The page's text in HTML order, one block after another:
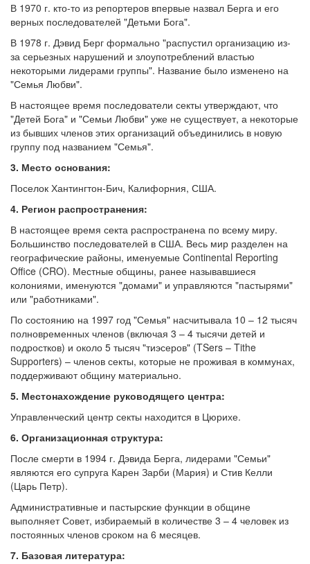
В 1970 г. кто-то из репортеров впервые назвал Берга и его
верных последователей "Детьми Бога".
В 1978 г. Дэвид Берг формально "распустил организацию из-
за серьезных нарушений и злоупотреблений властью
некоторыми лидерами группы". Название было изменено на
"Семья Любви".
В настоящее время последователи секты утверждают, что
"Детей Бога" и "Семьи Любви" уже не существует, а некоторые
из бывших членов этих организаций объединились в новую
группу под названием "Семья".
3. Место основания:
Поселок Хантингтон-Бич, Калифорния, США.
4. Регион распространения:
В настоящее время секта распространена по всему миру.
Большинство последователей в США. Весь мир разделен на
географические районы, именуемые Continental Reporting
Office (CRO). Местные общины, ранее называвшиеся
колониями, именуются "домами" и управляются "пастырями"
или "работниками".
По состоянию на 1997 год "Семья" насчитывала 10 – 12 тысяч
полновременных членов (включая 3 – 4 тысячи детей и
подростков) и около 5 тысяч "тиэсеров" (TSers – Tithe
Supporters) – членов секты, которые не проживая в коммунах,
поддерживают общину материально.
5. Местонахождение руководящего центра:
Управленческий центр секты находится в Цюрихе.
6. Организационная структура:
После смерти в 1994 г. Дэвида Берга, лидерами "Семьи"
являются его супруга Карен Зарби (Мария) и Стив Келли
(Царь Петр).
Административные и пастырские функции в общине
выполняет Совет, избираемый в количестве 3 – 4 человек из
постоянных членов сроком на 6 месяцев.
7. Базовая литература: